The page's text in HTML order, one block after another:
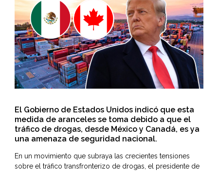
El Gobierno de Estados Unidos indicó que esta
medida de aranceles se toma debido a que el
tráfico de drogas, desde México y Canadá, es ya
una amenaza de seguridad nacional.
En un movimiento que subraya las crecientes tensiones
sobre el tráfico transfronterizo de drogas, el presidente de